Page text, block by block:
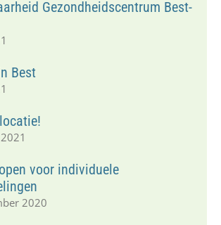
Gezondheidscentrum Best-
Best
voor individuele
2020